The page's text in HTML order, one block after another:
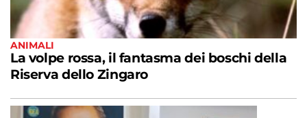
ANIMALI
La volpe rossa, il fantasma dei boschi della
Riserva dello Zingaro